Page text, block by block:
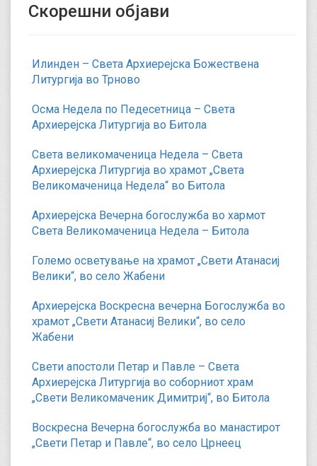
Скорешни објави
Илинден – Света Архиерејска Божествена
Литургија во Трново
Осма Недела по Педесетница – Света
Архиерејска Литургија во Битола
Света великомаченица Недела – Света
Архиерејска Литургија во храмот „Света
Великомаченица Недела“ во Битола
Архиерејска Вечерна богослужба во хармот
Света Великомаченица Недела – Битола
Големо осветување на храмот „Свети Атанасиј
Велики“, во село Жабени
Архиерејска Воскресна вечерна Богослужба во
храмот „Свети Атанасиј Велики“, во село
Жабени
Свети апостоли Петар и Павле – Света
Архиерејска Литургија во соборниот храм
„Свети Великомаченик Димитриј“, во Битола
Воскресна Вечерна богослужба во манастирот
„Свети Петар и Павле“, во село Црнеец